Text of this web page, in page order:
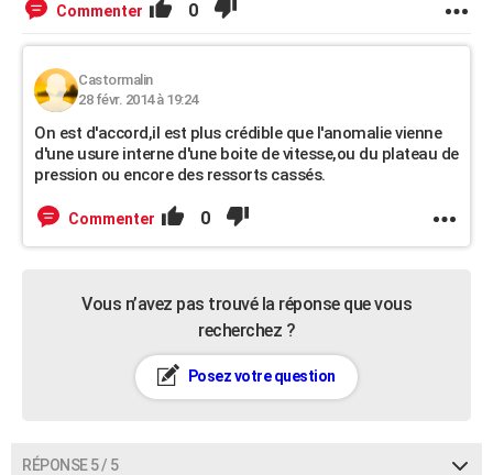
Commenter 0
Castormalin
28 févr. 2014 à 19:24
On est d'accord,il est plus crédible que l'anomalie vienne
d'une usure interne d'une boite de vitesse,ou du plateau de
pression ou encore des ressorts cassés.
Commenter 0
Vous n’avez pas trouvé la réponse que vous
recherchez ?
Posez votre question
RÉPONSE 5 / 5